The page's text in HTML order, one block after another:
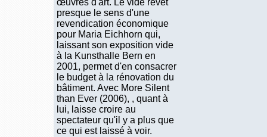
œuvres d'art. Le vide revêt
presque le sens d'une
revendication économique
pour Maria Eichhorn qui,
laissant son exposition vide
à la Kunsthalle Bern en
2001, permet d'en consacrer
le budget à la rénovation du
bâtiment. Avec More Silent
than Ever (2006), , quant à
lui, laisse croire au
spectateur qu'il y a plus que
ce qui est laissé à voir.